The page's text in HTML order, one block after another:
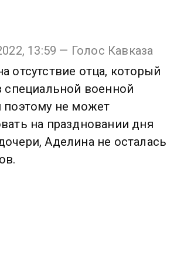
13:59 — Голос Кавказа
отсутствие отца, который
специальной военной
поэтому не может
на праздновании дня
Аделина не осталась